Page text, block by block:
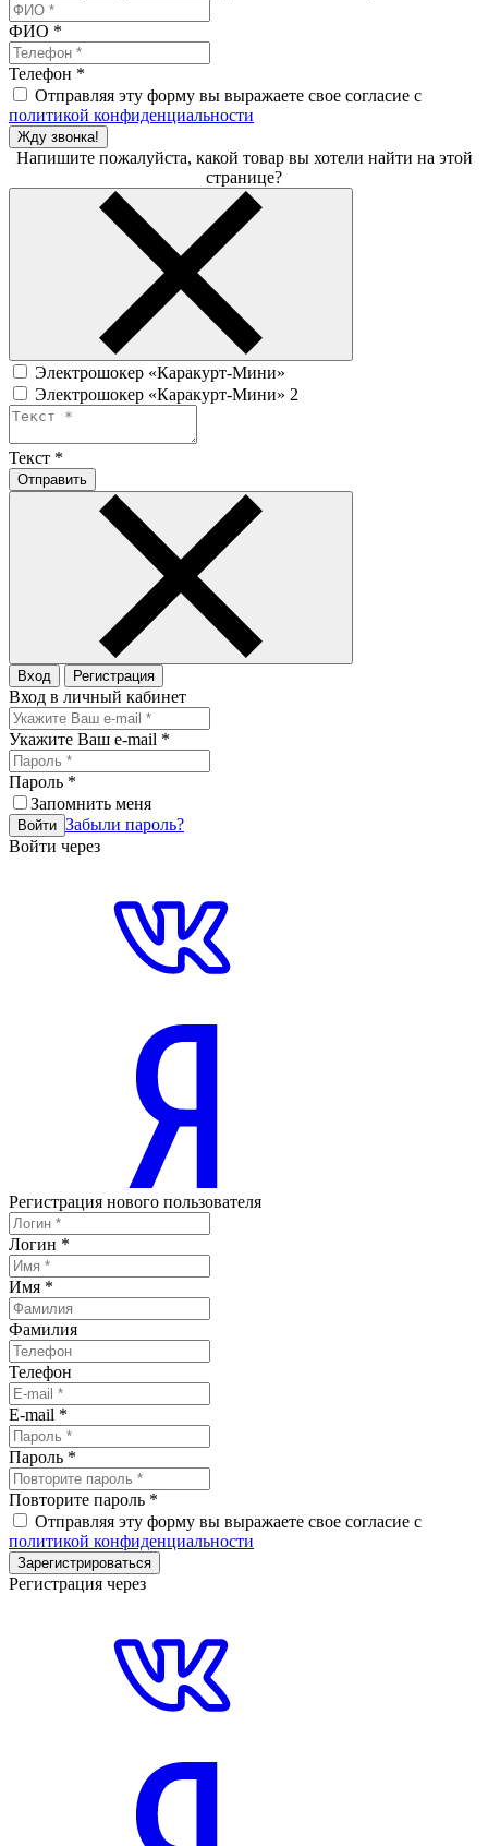
ФИО *
Телефон *
Отправляя эту форму вы выражаете свое согласие с
политикой конфиденциальности
Жду звонка!
Напишите пожалуйста, какой товар вы хотели найти на этой
странице?
Электрошокер «Каракурт-Мини»
Электрошокер «Каракурт-Мини» 2
Текст *
Отправить
Вход Регистрация
Вход в личный кабинет
Укажите Ваш e-mail *
Пароль *
Запомнить меня
Войти Забыли пароль?
Войти через
Регистрация нового пользователя
Логин *
Имя *
Фамилия
Телефон
E-mail *
Пароль *
Повторите пароль *
Отправляя эту форму вы выражаете свое согласие с
политикой конфиденциальности
Зарегистрироваться
Регистрация через